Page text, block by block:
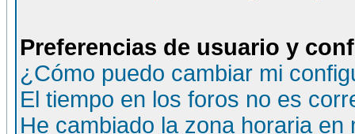
Preferencias de usuario y
¿Cómo puedo cambiar mi
El tiempo en los foros no es
He cambiado la zona horaria